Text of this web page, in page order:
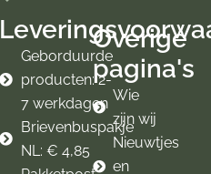
Geborduurde
producten: 2-
7 werkdagen
Brievenbuspakje
NL: € 4,85
Overige
pagina's
Wie
zijn wij
Nieuwtjes
en